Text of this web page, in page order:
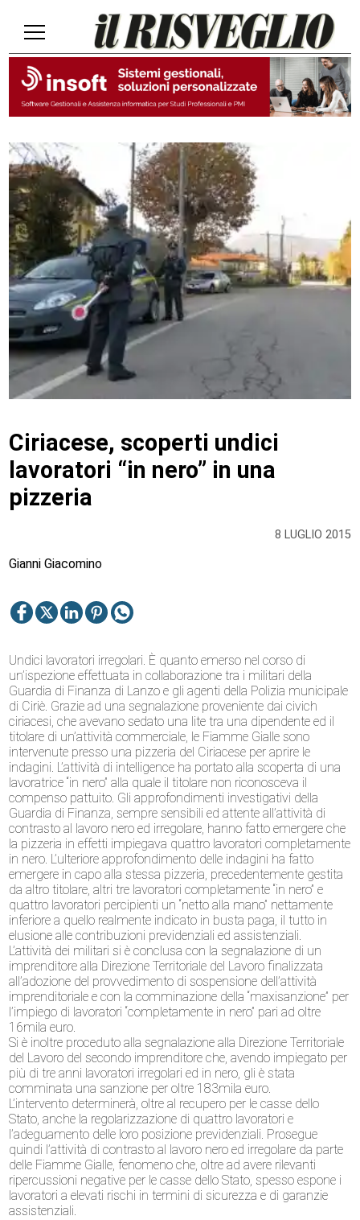
8 LUGLIO 2015
Ciriacese, scoperti undici
lavoratori “in nero” in una
pizzeria
Gianni Giacomino
Undici lavoratori irregolari. È quanto emerso nel corso di
un’ispezione effettuata in collaborazione tra i militari della
Guardia di Finanza di Lanzo e gli agenti della Polizia municipale
di Ciriè. Grazie ad una segnalazione proveniente dai civich
ciriacesi, che avevano sedato una lite tra una dipendente ed il
titolare di un’attività commerciale, le Fiamme Gialle sono
intervenute presso una pizzeria del Ciriacese per aprire le
indagini. L’attività di intelligence ha portato alla scoperta di una
lavoratrice “in nero” alla quale il titolare non riconosceva il
compenso pattuito. Gli approfondimenti investigativi della
Guardia di Finanza, sempre sensibili ed attente all’attività di
contrasto al lavoro nero ed irregolare, hanno fatto emergere che
la pizzeria in effetti impiegava quattro lavoratori completamente
in nero. L’ulteriore approfondimento delle indagini ha fatto
emergere in capo alla stessa pizzeria, precedentemente gestita
da altro titolare, altri tre lavoratori completamente “in nero” e
quattro lavoratori percipienti un “netto alla mano” nettamente
inferiore a quello realmente indicato in busta paga, il tutto in
elusione alle contribuzioni previdenziali ed assistenziali.
L’attività dei militari si è conclusa con la segnalazione di un
imprenditore alla Direzione Territoriale del Lavoro finalizzata
all’adozione del provvedimento di sospensione dell’attività
imprenditoriale e con la comminazione della “maxisanzione” per
l’impiego di lavoratori “completamente in nero” pari ad oltre
16mila euro.
Si è inoltre proceduto alla segnalazione alla Direzione Territoriale
del Lavoro del secondo imprenditore che, avendo impiegato per
più di tre anni lavoratori irregolari ed in nero, gli è stata
comminata una sanzione per oltre 183mila euro.
L’intervento determinerà, oltre al recupero per le casse dello
Stato, anche la regolarizzazione di quattro lavoratori e
l’adeguamento delle loro posizione previdenziali. Prosegue
quindi l’attività di contrasto al lavoro nero ed irregolare da parte
delle Fiamme Gialle, fenomeno che, oltre ad avere rilevanti
ripercussioni negative per le casse dello Stato, spesso espone i
lavoratori a elevati rischi in termini di sicurezza e di garanzie
assistenziali.